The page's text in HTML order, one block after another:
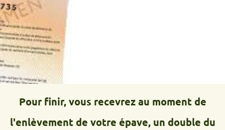
Pour finir, vous recevrez au moment de
l'enlèvement de votre épave, un double du